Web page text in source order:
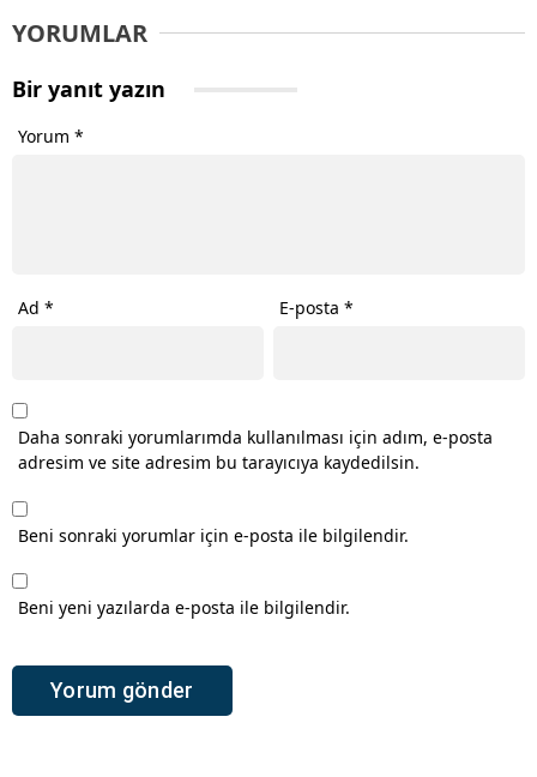
YORUMLAR
Bir yanıt yazın
Yorum *
Ad * E-posta*
Daha sonraki yorumlarımda kullanılması için adım, e-posta
adresim ve site adresim bu tarayıcıya kaydedilsin.
Beni sonraki yorumlar için e-posta ile bilgilendir.
Beni yeni yazılarda e-posta ile bilgilendir.